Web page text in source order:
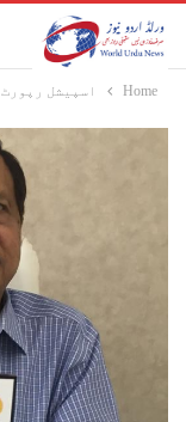
Home اسپیشل رپورٹ